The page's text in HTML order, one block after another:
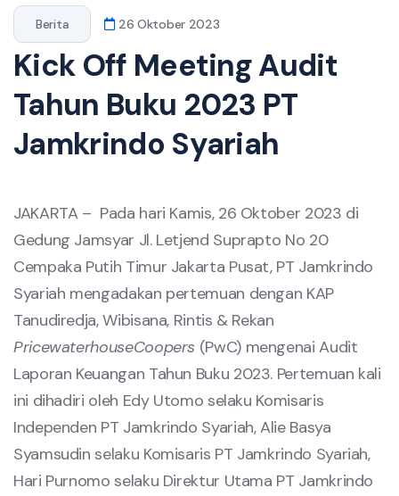
Berita 26 Oktober 2023
Kick Off Meeting Audit
Tahun Buku 2023 PT
Jamkrindo Syariah
JAKARTA – Pada hari Kamis, 26 Oktober 2023 di
Gedung Jamsyar Jl. Letjend Suprapto No 20
Cempaka Putih Timur Jakarta Pusat, PT Jamkrindo
Syariah mengadakan pertemuan dengan KAP
Tanudiredja, Wibisana, Rintis & Rekan
PricewaterhouseCoopers (PwC) mengenai Audit
Laporan Keuangan Tahun Buku 2023. Pertemuan kali
ini dihadiri oleh Edy Utomo selaku Komisaris
Independen PT Jamkrindo Syariah, Alie Basya
Syamsudin selaku Komisaris PT Jamkrindo Syariah,
Hari Purnomo selaku Direktur Utama PT Jamkrindo